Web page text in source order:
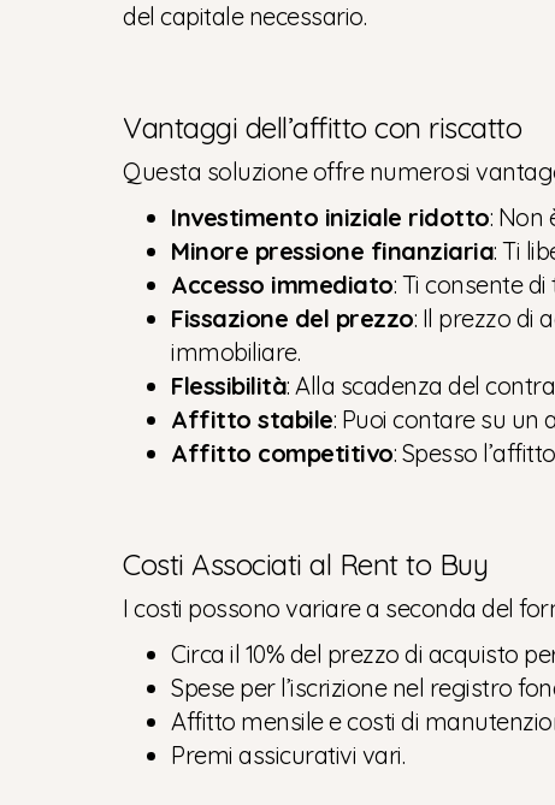
del capitale necessario.
Vantaggi dell’affitto con riscatto
Questa soluzione offre numerosi
Investimento iniziale ridotto: Non
Minore pressione finanziaria: Ti
Accesso immediato: Ti consente
Fissazione del prezzo: Il prezzo di
immobiliare.
Flessibilità: Alla scadenza del
Affitto stabile: Puoi contare su un
Affitto competitivo: Spesso
Costi Associati al Rent to Buy
I costi possono variare a seconda del
Circa il 10% del prezzo di acquisto
Spese per l’iscrizione nel registro
Affitto mensile e costi di
Premi assicurativi vari.